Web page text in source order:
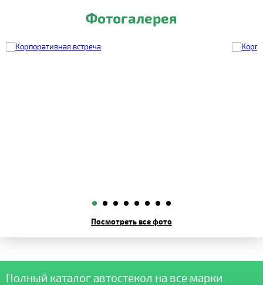
Фотогалерея
Посмотреть все фото
Полный каталог автостекол на все марки